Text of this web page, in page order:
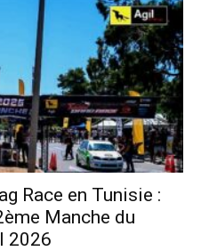
Race en Tunisie :
Manche du
2026